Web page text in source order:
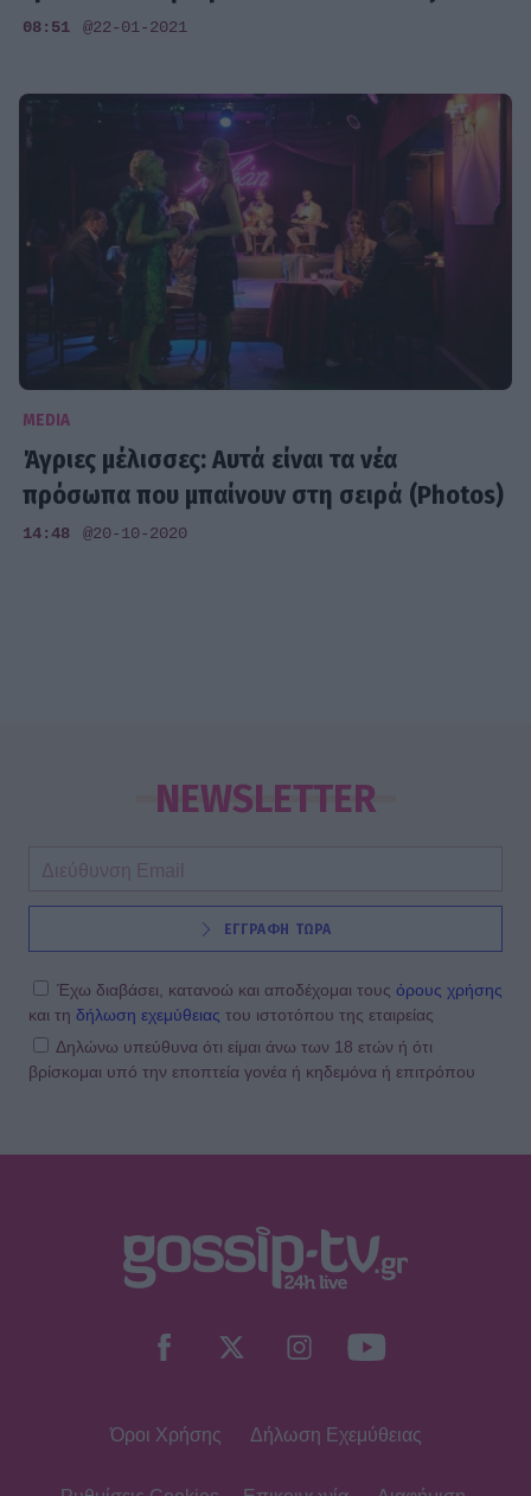
08:51 @22-01-2021
MEDIA
Άγριες μέλισσες: Αυτά είναι τα νέα
πρόσωπα που μπαίνουν στη σειρά (Photos)
14:48 @20-10-2020
NEWSLETTER
ΕΓΓΡΑΦΗ ΤΩΡΑ
Έχω διαβάσει, κατανοώ και αποδέχομαι τους όρους χρήσης
και τη δήλωση εχεμύθειας του ιστοτόπου της εταιρείας
Δηλώνω υπεύθυνα ότι είμαι άνω των 18 ετών ή ότι
βρίσκομαι υπό την εποπτεία γονέα ή κηδεμόνα ή επιτρόπου
Όροι Χρήσης Δήλωση Εχεμύθειας